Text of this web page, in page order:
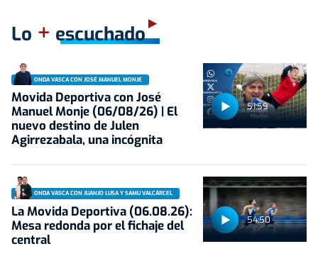
Lo + escuchado
51:59
ONDA VASCA CON JOSÉ MANUEL MONJE
Movida Deportiva con José
Manuel Monje (06/08/26) | El
nuevo destino de Julen
Agirrezabala, una incógnita
54:50
ONDA VASCA CON JUANJO LUSA Y SAMU VALCÁRCEL
La Movida Deportiva (06.08.26):
Mesa redonda por el fichaje del
central